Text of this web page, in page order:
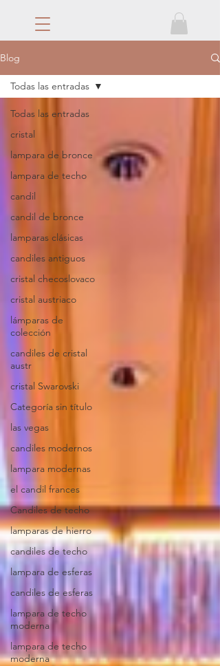
Blog
Todas las entradas
cristal
lampara de bronce
lampara de techo
candil
candil de bronce
lamparas clásicas
candiles antiguos
cristal checoslovaco
cristal austriaco
lámparas de
colección
candiles de cristal
austr
cristal Swarovski
Categoría sin título
las vegas
candiles modernos
lampara modernas
el candil frances
Candiles de techo
lamparas de hierro
candiles de techo
lampara de esferas
candiles de esferas
lampara de techo
moderna
lampara de techo
moderna
Todas las entradas